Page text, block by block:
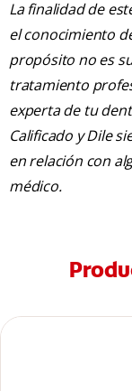
La finalidad de
el conocimiento
propósito no es
tratamiento
experta de tu
Calificado y Dile
en relación con
médico.